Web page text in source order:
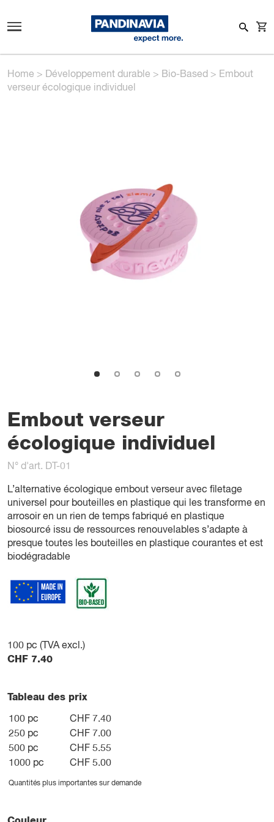
Home > Développement durable > Bio-Based > Embout
verseur écologique individuel
Embout verseur
écologique individuel
N° d'art. DT-01
L’alternative écologique embout verseur avec filetage
universel pour bouteilles en plastique qui les transforme en
arrosoir en un rien de temps fabriqué en plastique
biosourcé issu de ressources renouvelables s’adapte à
presque toutes les bouteilles en plastique courantes et est
biodégradable
100 pc (TVA excl.)
CHF 7.40
Tableau des prix
100 pc
CHF 7.40
250 pc
CHF 7.00
500 pc
CHF 5.55
1000 pc
CHF 5.00
Quantités plus importantes sur demande